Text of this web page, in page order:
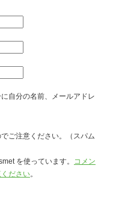
自分の名前、メールアドレ
ご注意ください。（スパム
を使っています。 コメン
ださい。